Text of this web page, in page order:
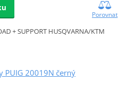
Porovnat
+ SUPPORT HUSQVARNA/KTM
PUIG 20019N černý